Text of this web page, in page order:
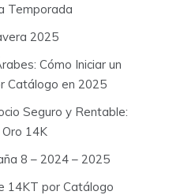
Temporada
2025
Cómo Iniciar un
Catálogo en 2025
Seguro y Rentable:
14K
8 – 2024 – 2025
14KT por Catálogo